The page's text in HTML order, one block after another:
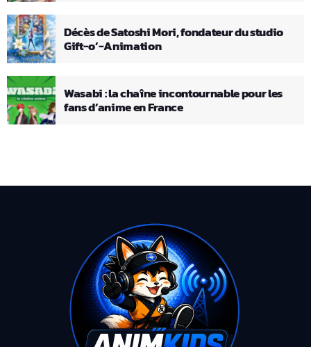
Décès de Satoshi Mori, fondateur du studio
Gift-o’-Animation
Wasabi : la chaîne incontournable pour les
fans d’anime en France